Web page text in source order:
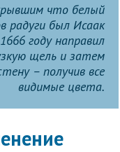
что белый
радуги был Исаак
году направил
щель и затем
– получив все
видимые цвета.